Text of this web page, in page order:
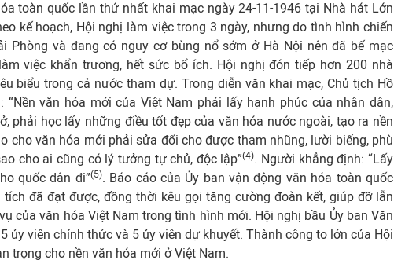
toàn quốc lần thứ nhất khai mạc ngày 24-11-1946 tại Nhà hát Lớn
kế hoạch, Hội nghị làm việc trong 3 ngày, nhưng do tình hình chiến
Phòng và đang có nguy cơ bùng nổ sớm ở Hà Nội nên đã bế mạc
việc khẩn trương, hết sức bổ ích. Hội nghị đón tiếp hơn 200 nhà
biểu trong cả nước tham dự. Trong diễn văn khai mạc, Chủ tịch Hồ
“Nền văn hóa mới của Việt Nam phải lấy hạnh phúc của nhân dân,
phải học lấy những điều tốt đẹp của văn hóa nước ngoài, tạo ra nền
cho văn hóa mới phải sửa đổi cho được tham nhũng, lười biếng, phù
cho ai cũng có lý tưởng tự chủ, độc lập”(4). Người khẳng định: “Lấy
quốc dân đi”(5). Báo cáo của Ủy ban vận động văn hóa toàn quốc
đã đạt được, đồng thời kêu gọi tăng cường đoàn kết, giúp đỡ lẫn
của văn hóa Việt Nam trong tình hình mới. Hội nghị bầu Ủy ban Văn
ủy viên chính thức và 5 ủy viên dự khuyết. Thành công to lớn của Hội
trọng cho nền văn hóa mới ở Việt Nam.